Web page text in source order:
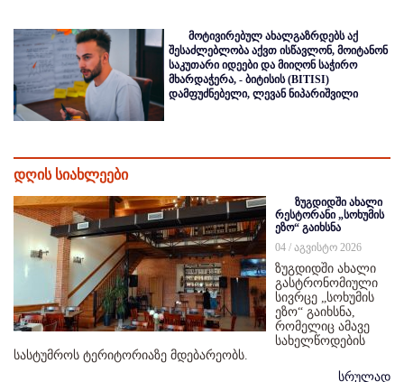
მოტივირებულ ახალგაზრდებს აქ
შესაძლებლობა აქვთ ისწავლონ, მოიტანონ
საკუთარი იდეები და მიიღონ საჭირო
მხარდაჭერა, - ბიტისის (BITISI)
დამფუძნებელი, ლევან ნიპარიშვილი
დღის სიახლეები
ზუგდიდში ახალი
რესტორანი „სოხუმის
ეზო“ გაიხსნა
04 / აგვისტო 2026
ზუგდიდში ახალი
გასტრონომიული
სივრცე „სოხუმის
ეზო“ გაიხსნა,
რომელიც ამავე
სახელწოდების
სასტუმროს ტერიტორიაზე მდებარეობს.
სრულად